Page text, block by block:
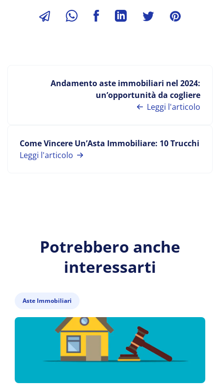
Andamento aste immobiliari nel 2024:
un’opportunità da cogliere
Leggi l'articolo
Come Vincere Un’Asta Immobiliare: 10 Trucchi
Leggi l'articolo
Potrebbero anche
interessarti
Aste Immobiliari